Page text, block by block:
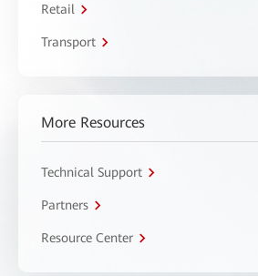
Retail
Transport
More Resources
Technical Support
Partners
Resource Center